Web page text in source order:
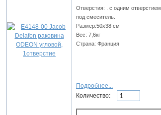
Отверстия: . с одним отверстием
под смеситель.
Размер:50х38 см
Вес: 7,6кг
Страна: Франция
Подробнее...
Количество: